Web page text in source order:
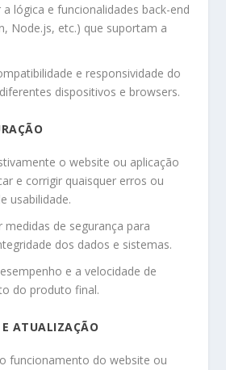
a lógica e funcionalidades back-end
Node.js, etc.) que suportam a
e responsividade do
dispositivos e browsers.
o website ou aplicação
e corrigir quaisquer erros ou
usabilidade.
medidas de segurança para
dos dados e sistemas.
e a velocidade de
do produto final.
ATUALIZAÇÃO
funcionamento do website ou